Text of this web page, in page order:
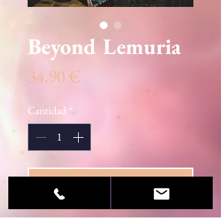
Beyond Lemuria
34,90 €
Cantidad *